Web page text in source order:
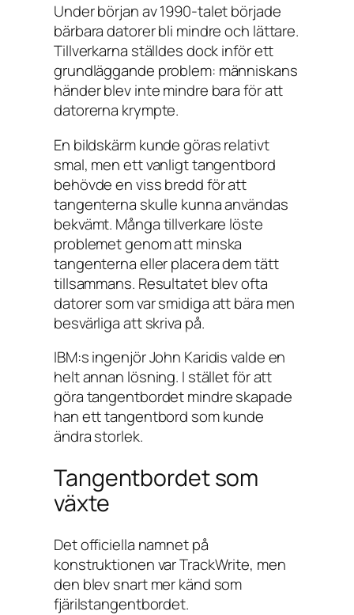
Under början av 1990-talet började
bärbara datorer bli mindre och lättare.
Tillverkarna ställdes dock inför ett
grundläggande problem: människans
händer blev inte mindre bara för att
datorerna krympte.
En bildskärm kunde göras relativt
smal, men ett vanligt tangentbord
behövde en viss bredd för att
tangenterna skulle kunna användas
bekvämt. Många tillverkare löste
problemet genom att minska
tangenterna eller placera dem tätt
tillsammans. Resultatet blev ofta
datorer som var smidiga att bära men
besvärliga att skriva på.
IBM:s ingenjör John Karidis valde en
helt annan lösning. I stället för att
göra tangentbordet mindre skapade
han ett tangentbord som kunde
ändra storlek.
Tangentbordet som
växte
Det officiella namnet på
konstruktionen var TrackWrite, men
den blev snart mer känd som
fjärilstangentbordet.